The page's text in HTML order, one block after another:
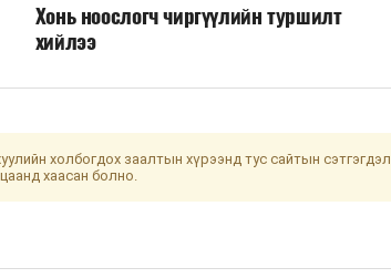
Хонь ноослогч чиргүүлийн туршилт
хийлээ
холбогдох заалтын хүрээнд тус сайтын сэтгэгдэл
хаасан болно.